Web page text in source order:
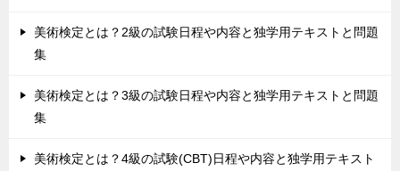
美術検定とは？2級の試験日程や内容と独学用テキストと問題
集
美術検定とは？3級の試験日程や内容と独学用テキストと問題
集
美術検定とは？4級の試験(CBT)日程や内容と独学用テキスト